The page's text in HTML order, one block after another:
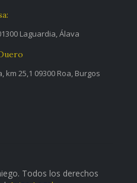
Laguardia, Álava
25,1 09300 Roa, Burgos
Todos los derechos